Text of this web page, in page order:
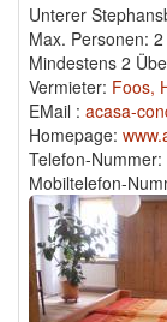
Unterer
Max. Personen:
Mindestens 2
Vermieter: Foos,
EMail : acasa-
Homepage:
Telefon-
Mobiltelefon-